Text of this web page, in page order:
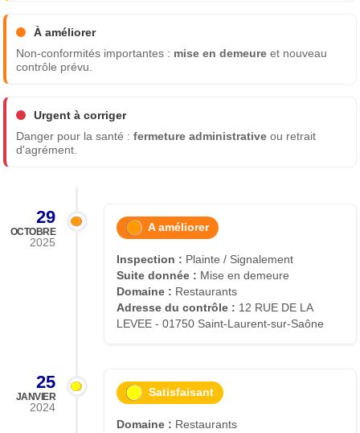
À améliorer
Non-conformités importantes : mise en demeure et nouveau
contrôle prévu.
Urgent à corriger
Danger pour la santé :fermeture administrative ou retrait
d'agrément.
29
OCTOBRE
2025
A améliorer
Inspection : Plainte / Signalement
Suite donnée : Mise en demeure
Domaine : Restaurants
Adresse du contrôle : 12 RUE DE LA
LEVEE - 01750 Saint-Laurent-sur-Saône
25
JANVIER
2024
Satisfaisant
Domaine : Restaurants